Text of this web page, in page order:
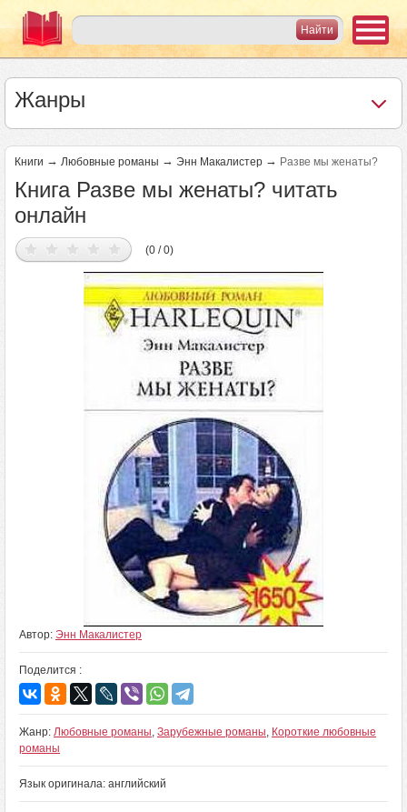
Жанры
Книги → Любовные романы → Энн Макалистер → Разве мы женаты?
Книга Разве мы женаты? читать
онлайн
(0 / 0)
Автор: Энн Макалистер
Поделится :
Жанр: Любовные романы, Зарубежные романы, Короткие любовные
романы
Язык оригинала: английский